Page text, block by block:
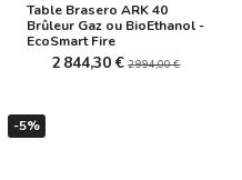
Table Brasero ARK 40
Brûleur Gaz ou BioEthanol -
EcoSmart Fire
2 844,30 € 2 994,00 €
-5%